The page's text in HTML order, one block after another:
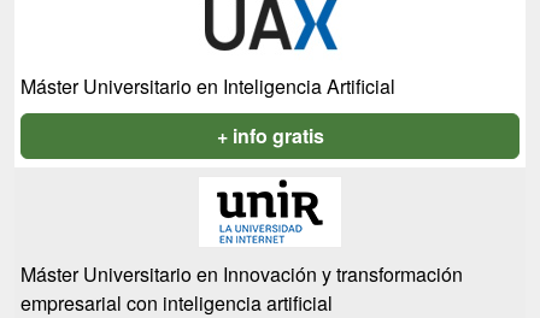
Máster Universitario en Inteligencia Artificial
+ info gratis
Máster Universitario en Innovación y transformación
empresarial con inteligencia artificial